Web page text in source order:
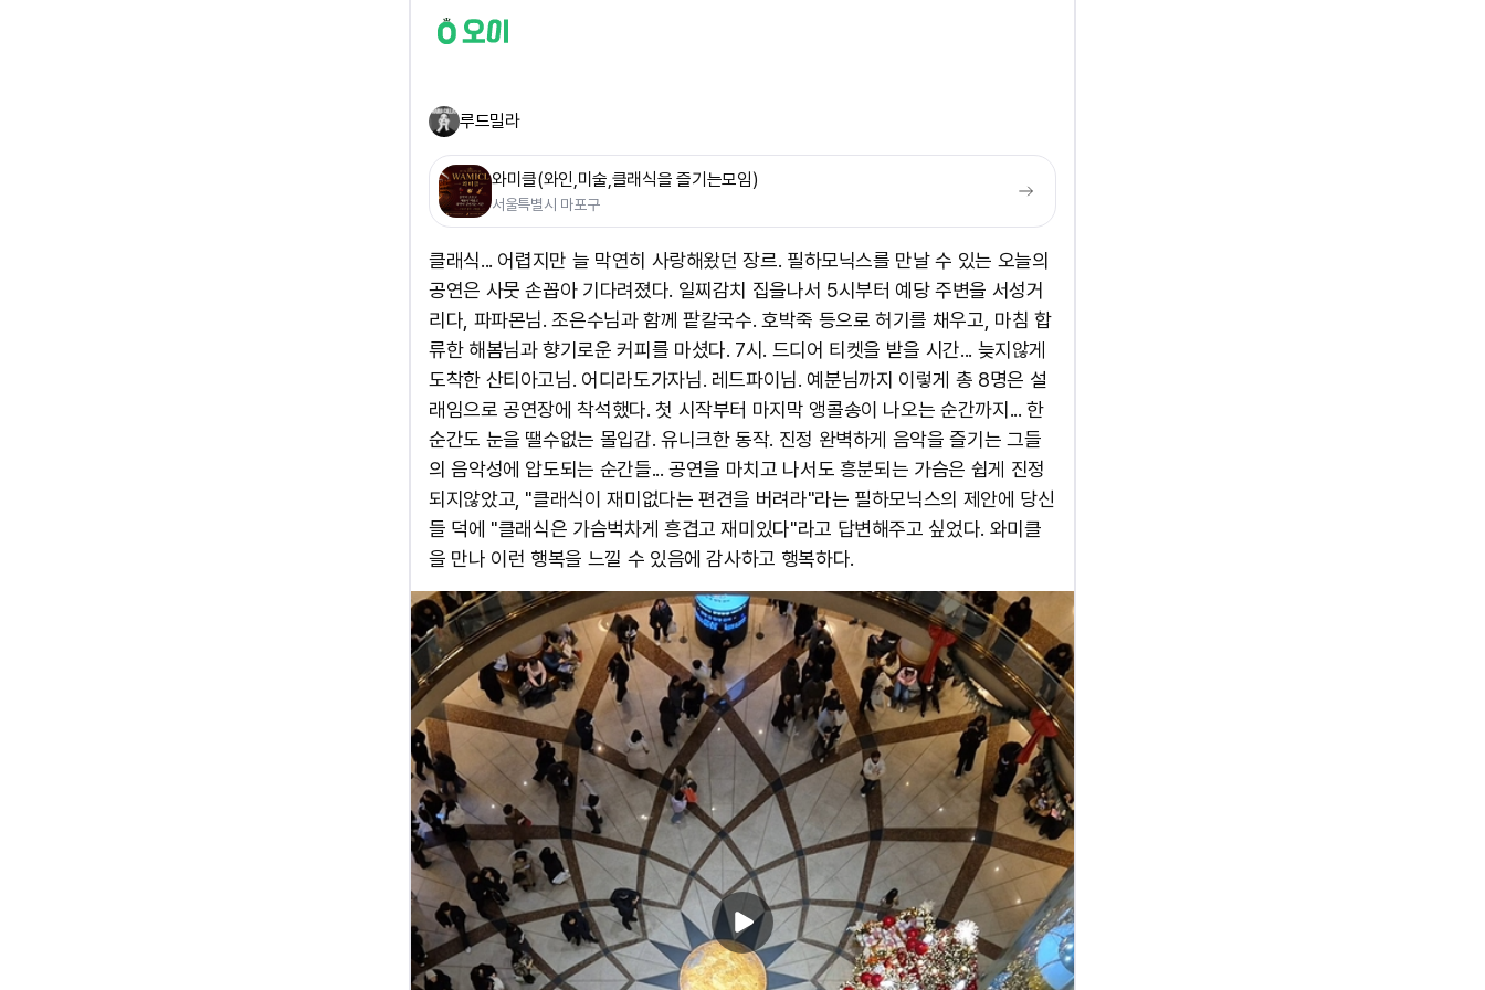
루드밀라
와미클(와인,미술,클래식을 즐기는모임)
서울특별시 마포구
클래식... 어렵지만 늘 막연히 사랑해왔던 장르. 필하모닉스를 만날 수 있는 오늘의
공연은 사뭇 손꼽아 기다려졌다. 일찌감치 집을나서 5시부터 예당 주변을 서성거
리다, 파파몬님. 조은수님과 함께 팥칼국수. 호박죽 등으로 허기를 채우고, 마침 합
류한 해봄님과 향기로운 커피를 마셨다. 7시. 드디어 티켓을 받을 시간... 늦지않게
도착한 산티아고님. 어디라도가자님. 레드파이님. 예분님까지 이렇게 총 8명은 설
래임으로 공연장에 착석했다. 첫 시작부터 마지막 앵콜송이 나오는 순간까지... 한
순간도 눈을 땔수없는 몰입감. 유니크한 동작. 진정 완벽하게 음악을 즐기는 그들
의 음악성에 압도되는 순간들... 공연을 마치고 나서도 흥분되는 가슴은 쉽게 진정
되지않았고, "클래식이 재미없다는 편견을 버려라"라는 필하모닉스의 제안에 당신
들 덕에 "클래식은 가슴벅차게 흥겹고 재미있다"라고 답변해주고 싶었다. 와미클
을 만나 이런 행복을 느낄 수 있음에 감사하고 행복하다.